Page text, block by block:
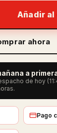
Añadir
ahora
a
de hoy
Pago